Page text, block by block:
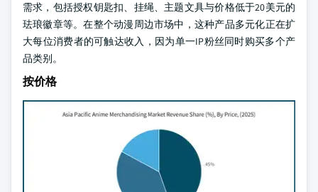
需求，包括授权钥匙扣、挂绳、主题文具与价格低于20美元的
珐琅徽章等。在整个动漫周边市场中，这种产品多元化正在扩
大每位消费者的可触达收入，因为单一IP粉丝同时购买多个产
品类别。
按价格